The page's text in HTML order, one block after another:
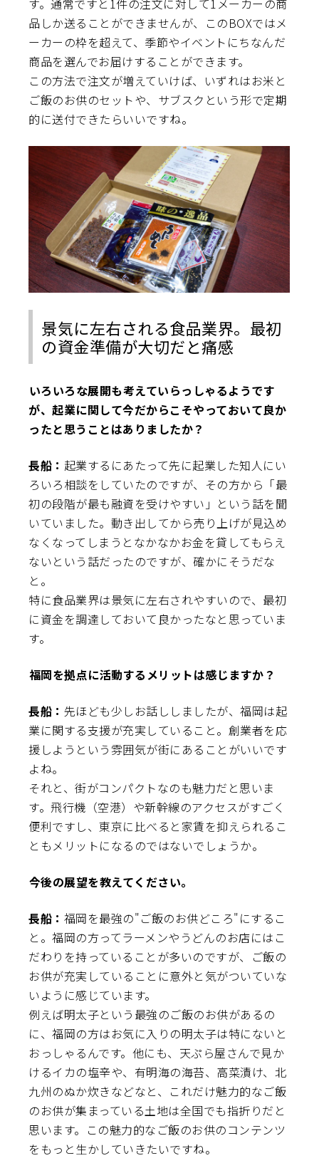
す。通常ですと1件の注文に対して1メーカーの商
品しか送ることができませんが、このBOXではメ
ーカーの枠を超えて、季節やイベントにちなんだ
商品を選んでお届けすることができます。
この方法で注文が増えていけば、いずれはお米と
ご飯のお供のセットや、サブスクという形で定期
的に送付できたらいいですね。
景気に左右される食品業界。最初
の資金準備が大切だと痛感
――いろいろな展開も考えていらっしゃるようです
が、起業に関して今だからこそやっておいて良か
ったと思うことはありましたか？
長船： 起業するにあたって先に起業した知人にい
ろいろ相談をしていたのですが、その方から「最
初の段階が最も融資を受けやすい」という話を聞
いていました。動き出してから売り上げが見込め
なくなってしまうとなかなかお金を貸してもらえ
ないという話だったのですが、確かにそうだな
と。
特に食品業界は景気に左右されやすいので、最初
に資金を調達しておいて良かったなと思っていま
す。
――福岡を拠点に活動するメリットは感じますか？
長船： 先ほども少しお話ししましたが、福岡は起
業に関する支援が充実していること。創業者を応
援しようという雰囲気が街にあることがいいです
よね。
それと、街がコンパクトなのも魅力だと思いま
す。飛行機（空港）や新幹線のアクセスがすごく
便利ですし、東京に比べると家賃を抑えられるこ
ともメリットになるのではないでしょうか。
――今後の展望を教えてください。
長船： 福岡を最強の"ご飯のお供どころ"にするこ
と。福岡の方ってラーメンやうどんのお店にはこ
だわりを持っていることが多いのですが、ご飯の
お供が充実していることに意外と気がついていな
いように感じています。
例えば明太子という最強のご飯のお供があるの
に、福岡の方はお気に入りの明太子は特にないと
おっしゃるんです。他にも、天ぷら屋さんで見か
けるイカの塩辛や、有明海の海苔、高菜漬け、北
九州のぬか炊きなどなと、これだけ魅力的なご飯
のお供が集まっている土地は全国でも指折りだと
思います。この魅力的なご飯のお供のコンテンツ
をもっと生かしていきたいですね。